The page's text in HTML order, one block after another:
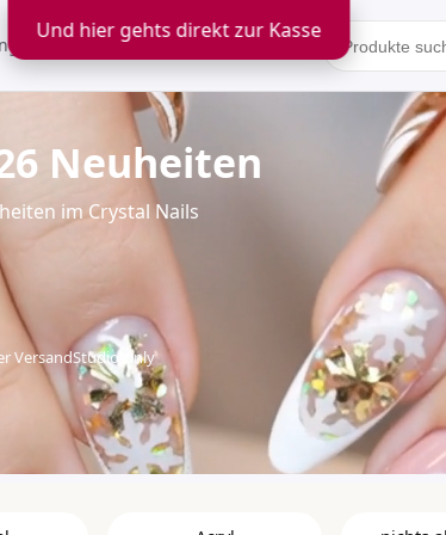
Kontakt
Neuheiten
im Crystal Nails
VersandStudio-only
Und hier gehts direkt zur Kasse